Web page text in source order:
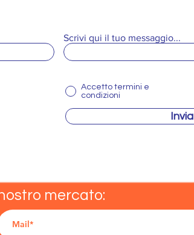
Scrivi qui il tuo messaggio...
Accetto termini e
condizioni
Invia
mercato: